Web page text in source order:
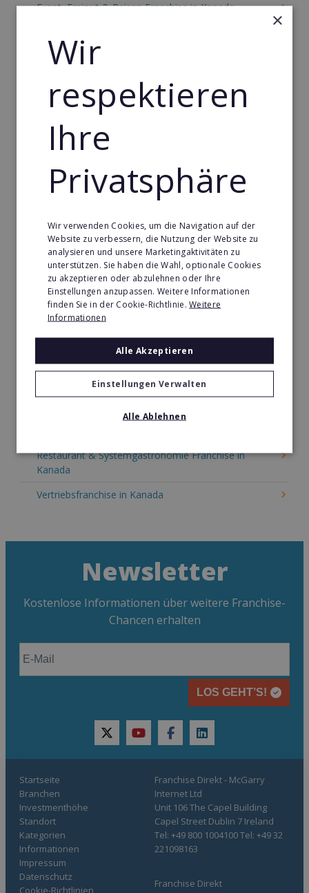
Event, Freizeit & Reisen Franchise in Kanada
Gebäude & Haustechnik Franchise in Kanada
Handwerk Franchise in Kanada
Dienstleistungsfranchise in Kanada
Telekommunikation Franchise in Kanada
Sport Franchise in Kanada
Tier- & Zoobedarf Franchise in Kanada
Immobilien Franchise in Kanada
Kinder & Erziehung Franchise in Kanada
Kosmetik Franchise in Kanada
Medien & Werbung Franchise in Kanada
Möbel & Einrichtung Franchise in Kanada
Restaurant & Systemgastronomie Franchise in
Kanada
Vertriebsfranchise in Kanada
Newsletter
Kostenlose Informationen über weitere Franchise-
Chancen erhalten
LOS GEHT’S!
twitteryoutubefacebooklinkedin
Startseite
Branchen
Investmenthöhe
Standort
Kategorien
Informationen
Franchise Direkt
Impressum
Datenschutz
Cookie-Richtlinien
Franchise Direkt - McGarry
Internet Ltd
Unit 106 The Capel Building
Capel Street Dublin 7 Ireland
Tel: +49 800 1004100 Tel: +49 32
221098163
×
Wir
respektieren
Ihre
Privatsphäre
Wir verwenden Cookies, um die Navigation auf der
Website zu verbessern, die Nutzung der Website zu
analysieren und unsere Marketingaktivitäten zu
unterstützen. Sie haben die Wahl, optionale Cookies
zu akzeptieren oder abzulehnen oder Ihre
Einstellungen anzupassen. Weitere Informationen
finden Sie in der Cookie-Richtlinie.Weitere
Informationen
Alle Akzeptieren
Einstellungen Verwalten
Alle Ablehnen